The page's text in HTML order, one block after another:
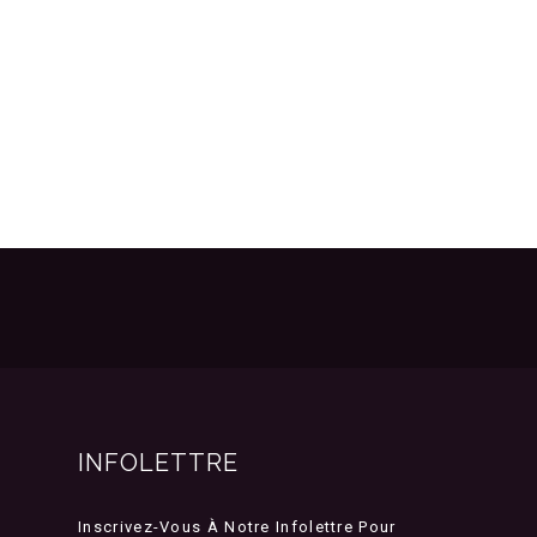
INFOLETTRE
Inscrivez-Vous À Notre Infolettre Pour